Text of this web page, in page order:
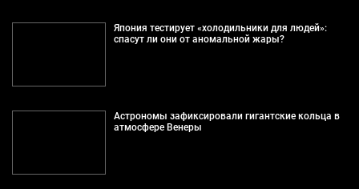
Япония тестирует «холодильники для людей»:
спасут ли они от аномальной жары?
Астрономы зафиксировали гигантские кольца в
атмосфере Венеры